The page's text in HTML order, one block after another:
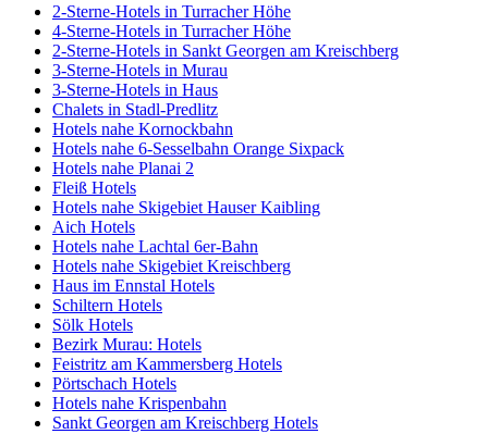
2-Sterne-Hotels in Turracher Höhe
4-Sterne-Hotels in Turracher Höhe
2-Sterne-Hotels in Sankt Georgen am Kreischberg
3-Sterne-Hotels in Murau
3-Sterne-Hotels in Haus
Chalets in Stadl-Predlitz
Hotels nahe Kornockbahn
Hotels nahe 6-Sesselbahn Orange Sixpack
Hotels nahe Planai 2
Fleiß Hotels
Hotels nahe Skigebiet Hauser Kaibling
Aich Hotels
Hotels nahe Lachtal 6er-Bahn
Hotels nahe Skigebiet Kreischberg
Haus im Ennstal Hotels
Schiltern Hotels
Sölk Hotels
Bezirk Murau: Hotels
Feistritz am Kammersberg Hotels
Pörtschach Hotels
Hotels nahe Krispenbahn
Sankt Georgen am Kreischberg Hotels